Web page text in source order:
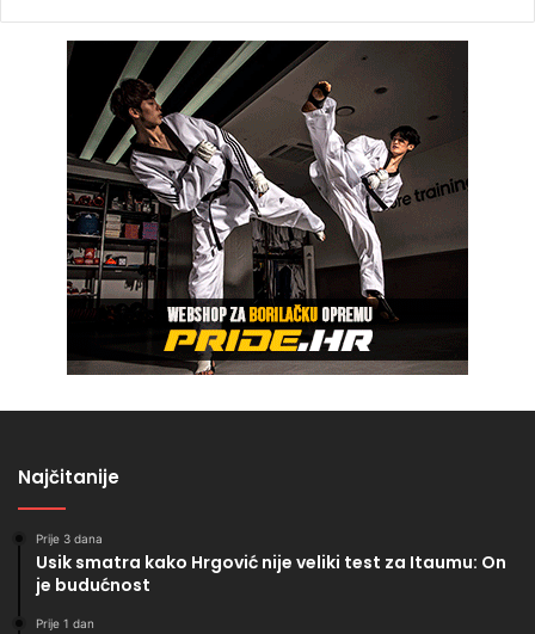
Najčitanije
Prije 3 dana
Usik smatra kako Hrgović nije veliki test za Itaumu: On
je budućnost
Prije 1 dan